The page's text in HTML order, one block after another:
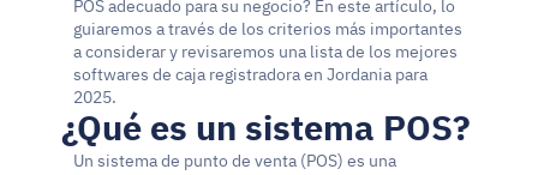
POS adecuado para su negocio? En este artículo, lo
guiaremos a través de los criterios más importantes
a considerar y revisaremos una lista de los mejores
softwares de caja registradora en Jordania para
2025.
¿Qué es un sistema POS?
Un sistema de punto de venta (POS) es una